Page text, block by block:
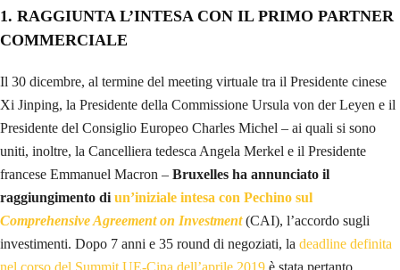
1. RAGGIUNTA L’INTESA CON IL PRIMO PARTNER
COMMERCIALE
Il 30 dicembre, al termine del meeting virtuale tra il Presidente cinese
Xi Jinping, la Presidente della Commissione Ursula von der Leyen e il
Presidente del Consiglio Europeo Charles Michel – ai quali si sono
uniti, inoltre, la Cancelliera tedesca Angela Merkel e il Presidente
francese Emmanuel Macron – Bruxelles ha annunciato il
raggiungimento di un’iniziale intesa con Pechino sul
Comprehensive Agreement on Investment(CAI), l’accordo sugli
investimenti. Dopo 7 anni e 35 round di negoziati, la deadline definita
nel corso del Summit UE-Cina dell’aprile 2019 è stata pertanto